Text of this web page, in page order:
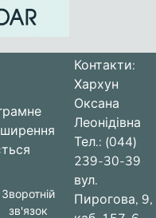
Зворотній
зв'язок
Контакти:
Хархун
Оксана
Леонідівна
Тел.: (044)
239-30-39
вул.
Пирогова, 9,